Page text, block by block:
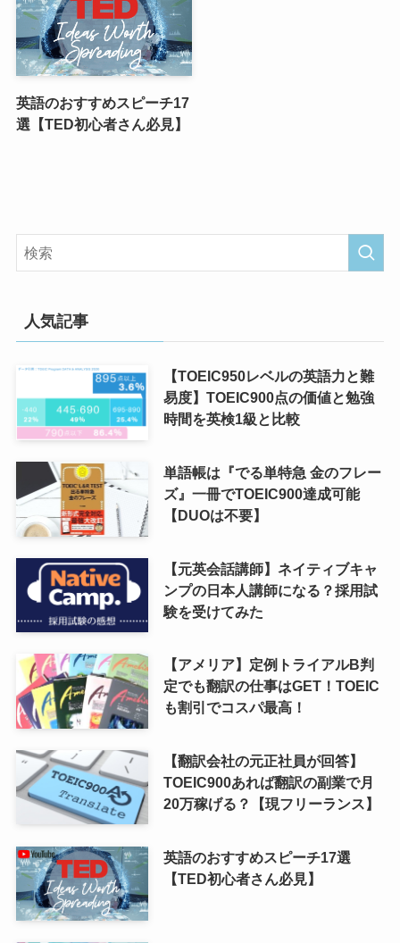
英語のおすすめスピーチ17
選【TED初心者さん必見】
人気記事
【TOEIC950レベルの英語力と難
易度】TOEIC900点の価値と勉強
時間を英検1級と比較
単語帳は『でる単特急 金のフレー
ズ』一冊でTOEIC900達成可能
【DUOは不要】
【元英会話講師】ネイティブキャ
ンプの日本人講師になる？採用試
験を受けてみた
【アメリア】定例トライアルB判
定でも翻訳の仕事はGET！TOEIC
も割引でコスパ最高！
【翻訳会社の元正社員が回答】
TOEIC900あれば翻訳の副業で月
20万稼げる？【現フリーランス】
英語のおすすめスピーチ17選
【TED初心者さん必見】